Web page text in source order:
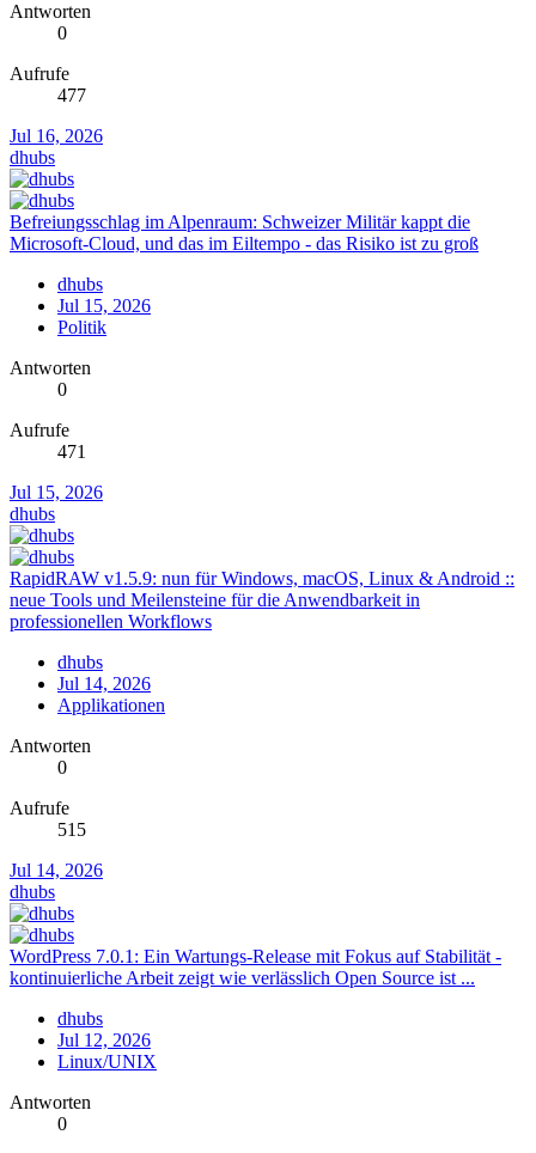
Antworten
0
Aufrufe
477
Jul 16, 2026
dhubs
Befreiungsschlag im Alpenraum: Schweizer Militär kappt die
Microsoft-Cloud, und das im Eiltempo - das Risiko ist zu groß
dhubs
Jul 15, 2026
Politik
Antworten
0
Aufrufe
471
Jul 15, 2026
dhubs
RapidRAW v1.5.9: nun für Windows, macOS, Linux & Android ::
neue Tools und Meilensteine für die Anwendbarkeit in
professionellen Workflows
dhubs
Jul 14, 2026
Applikationen
Antworten
0
Aufrufe
515
Jul 14, 2026
dhubs
WordPress 7.0.1: Ein Wartungs-Release mit Fokus auf Stabilität -
kontinuierliche Arbeit zeigt wie verlässlich Open Source ist ...
dhubs
Jul 12, 2026
Linux/UNIX
Antworten
0